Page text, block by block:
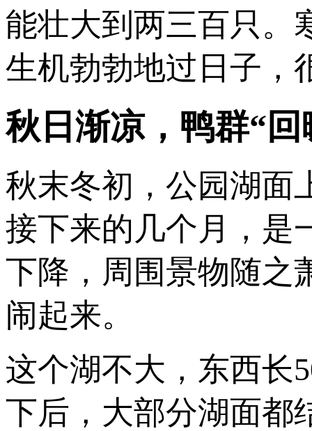
能壮大到两三百只。
生机勃勃地过日子，
秋日渐凉，鸭群“回
秋末冬初，公园湖面
接下来的几个月，是
下降，周围景物随之
闹起来。
这个湖不大，东西长
下后，大部分湖面都